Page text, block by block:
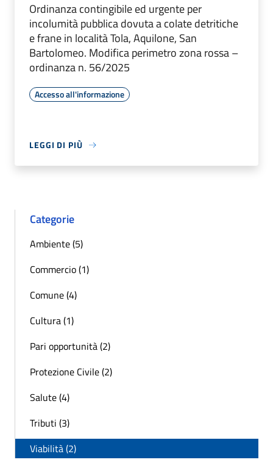
Ordinanza contingibile ed urgente per
incolumità pubblica dovuta a colate detritiche
e frane in località Tola, Aquilone, San
Bartolomeo. Modifica perimetro zona rossa –
ordinanza n. 56/2025
Accesso all'informazione
LEGGI DI PIÙ
Categorie
Ambiente (5)
Commercio (1)
Comune (4)
Cultura (1)
Pari opportunità (2)
Protezione Civile (2)
Salute (4)
Tributi (3)
Viabilità (2)